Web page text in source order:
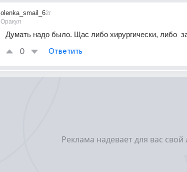
olenka_smail_6
Оракул
2г
Думать надо было. Щас либо хирургически, либо
0 Ответить